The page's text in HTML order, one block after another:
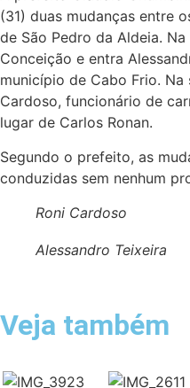
(31) duas mudanças entre
de São Pedro da Aldeia.
Conceição e entra
município de Cabo Frio.
Cardoso, funcionário de
lugar de Carlos Ronan.
Segundo o prefeito, as
conduzidas sem nenhum
Roni Cardoso
Alessandro Teixeira
Veja também